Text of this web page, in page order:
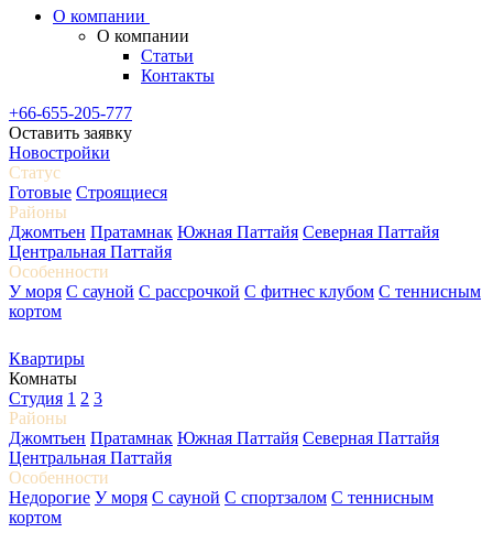
О компании
О компании
Статьи
Контакты
+66-655-205-777
Оставить заявку
Новостройки
Статус
Готовые Строящиеся
Районы
Джомтьен Пратамнак Южная Паттайя Северная Паттайя
Центральная Паттайя
Особенности
У моря С сауной С рассрочкой С фитнес клубом С теннисным
кортом
Квартиры
Комнаты
Студия 1 2 3
Районы
Джомтьен Пратамнак Южная Паттайя Северная Паттайя
Центральная Паттайя
Особенности
Недорогие У моря С сауной С спортзалом С теннисным
кортом